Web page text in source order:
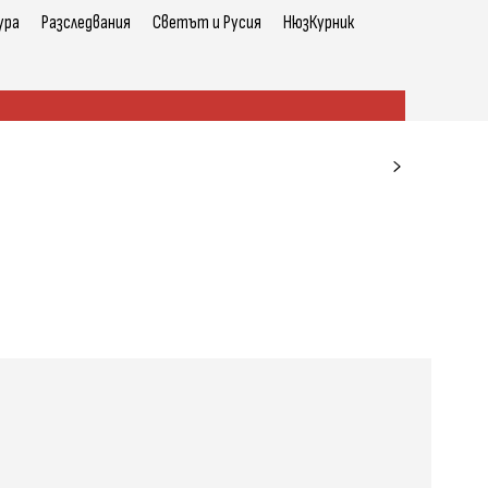
Разследвания Светът и Русия НюзКурник